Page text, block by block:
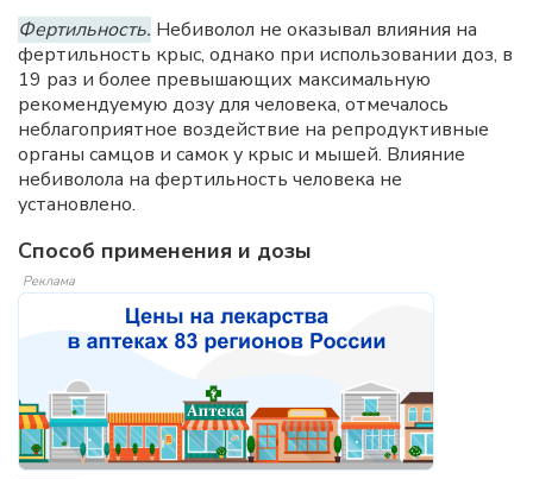
Фертильность. Небиволол не оказывал влияния на
фертильность крыс, однако при использовании доз, в
19 раз и более превышающих максимальную
рекомендуемую дозу для человека, отмечалось
неблагоприятное воздействие на репродуктивные
органы самцов и самок у крыс и мышей. Влияние
небиволола на фертильность человека не
установлено.
Способ применения и дозы
Реклама